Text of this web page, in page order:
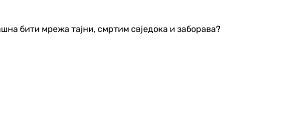
бити мрежа тајни, смртим свједока и заборава?